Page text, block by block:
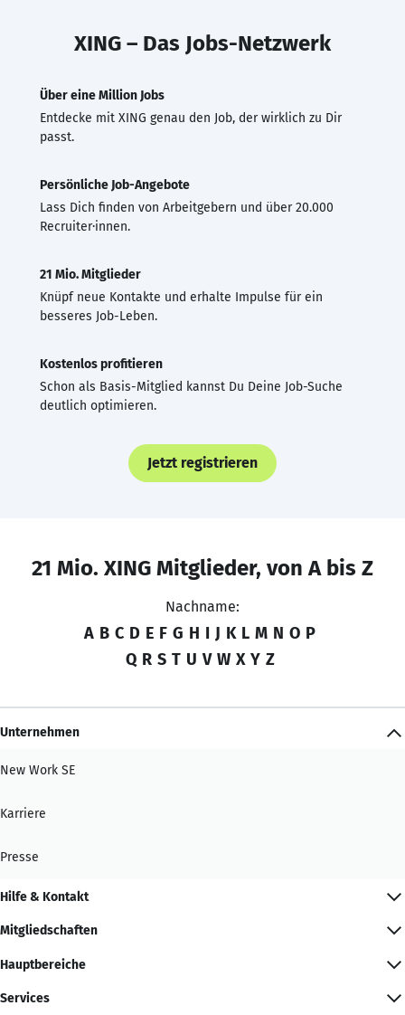
XING – Das Jobs-Netzwerk
Über eine Million Jobs
Entdecke mit XING genau den Job, der wirklich zu Dir
passt.
Persönliche Job-Angebote
Lass Dich finden von Arbeitgebern und über 20.000
Recruiter·innen.
21 Mio. Mitglieder
Knüpf neue Kontakte und erhalte Impulse für ein
besseres Job-Leben.
Kostenlos profitieren
Schon als Basis-Mitglied kannst Du Deine Job-Suche
deutlich optimieren.
Jetzt registrieren
21 Mio. XING Mitglieder, von A bis Z
Nachname:
A B C D E F G H I J K L M N O P
Q R S T U V W X Y Z
Unternehmen
New Work SE
Karriere
Presse
Hilfe & Kontakt
Mitgliedschaften
Hauptbereiche
Services